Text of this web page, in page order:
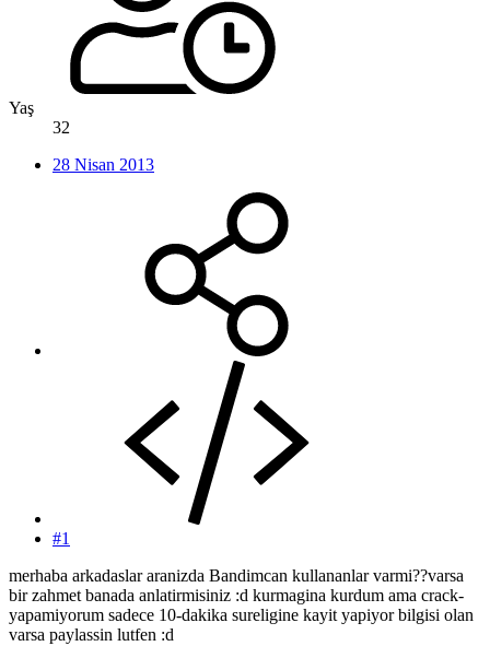
Yaş
32
28 Nisan 2013
#1
merhaba arkadaslar aranizda Bandimcan kullananlar varmi??varsa
bir zahmet banada anlatirmisiniz :d kurmagina kurdum ama crack-
yapamiyorum sadece 10-dakika sureligine kayit yapiyor bilgisi olan
varsa paylassin lutfen :d